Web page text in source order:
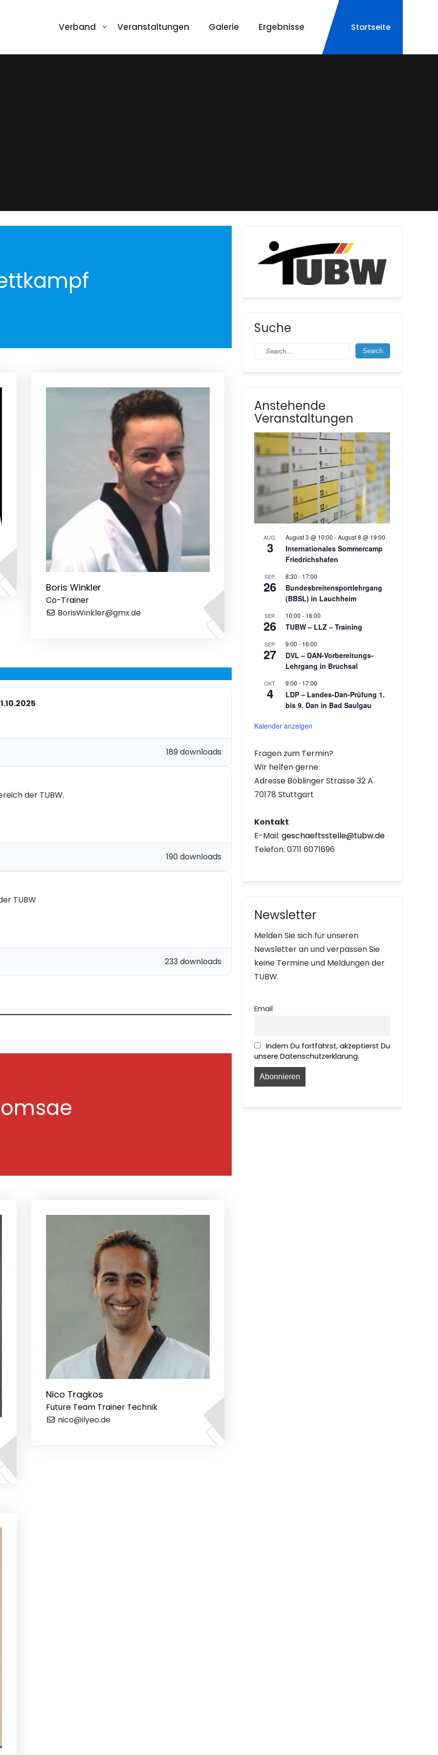
Startseite
Verband Veranstaltungen Galerie Ergebnisse
Boris Winkler
Co-Trainer
BorisWinkler@gmx.de
189 downloads
der TUBW.
190 downloads
TUBW
233 downloads
Nico Tragkos
Future Team Trainer Technik
nico@ilyeo.de
Suche
Anstehende
Veranstaltungen
AUG.
3
August 3 @ 10:00 -August 8 @ 19:00
Internationales Sommercamp
Friedrichshafen
SEP.
26
8:30 - 17:00
Bundesbreitensportlehrgang
(BBSL) in Lauchheim
SEP.
26
10:00 - 16:00
TUBW – LLZ – Training
SEP.
27
9:00 - 16:00
DVL – DAN-Vorbereitungs-
Lehrgang in Bruchsal
OKT.
4
9:00 - 17:00
LDP – Landes-Dan-Prüfung 1.
bis 9. Dan in Bad Saulgau
Kalender anzeigen
Fragen zum Termin?
Wir helfen gerne:
Adresse Böblinger Strasse 32 A
70178 Stuttgart
Kontakt
E-Mail: geschaeftsstelle@tubw.de
Telefon: 0711 6071696
Newsletter
Melden Sie sich für unseren
Newsletter an und verpassen Sie
keine Termine und Meldungen der
TUBW.
Email
Indem Du fortfährst, akzeptierst Du
unsere Datenschutzerklärung.